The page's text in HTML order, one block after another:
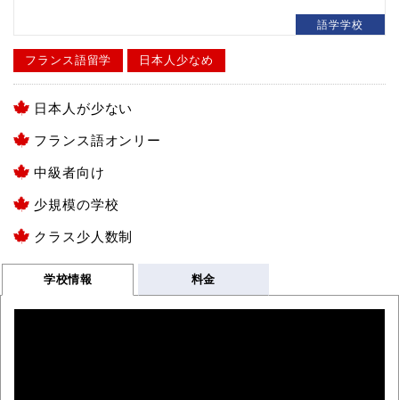
語学学校
フランス語留学 日本人少なめ
日本人が少ない
フランス語オンリー
中級者向け
少規模の学校
クラス少人数制
学校情報 料金